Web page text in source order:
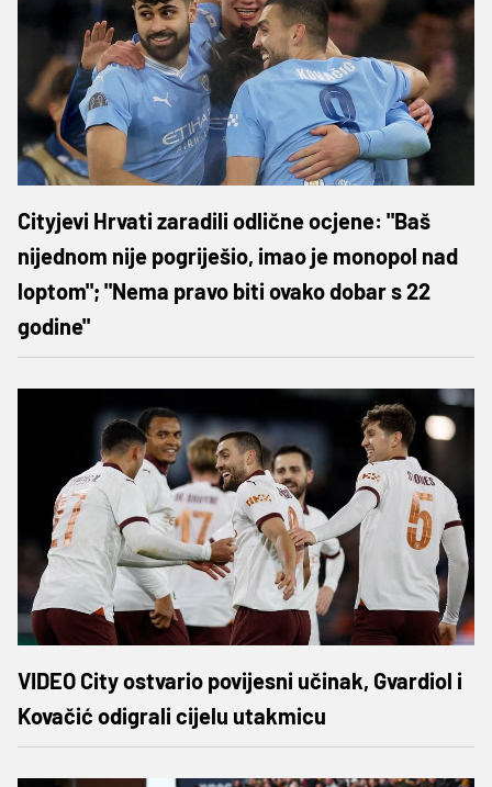
Cityjevi Hrvati zaradili odlične ocjene: "Baš
nijednom nije pogriješio, imao je monopol nad
loptom"; "Nema pravo biti ovako dobar s 22
godine"
VIDEO City ostvario povijesni učinak, Gvardiol i
Kovačić odigrali cijelu utakmicu